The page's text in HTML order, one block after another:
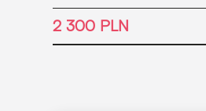
2 300 PLN